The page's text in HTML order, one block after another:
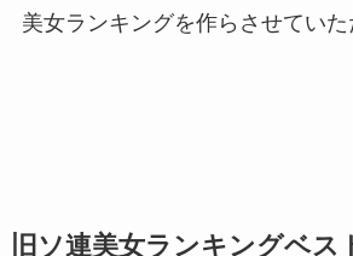
美女ランキングを作らさせていた
旧ソ連美女ランキングベス